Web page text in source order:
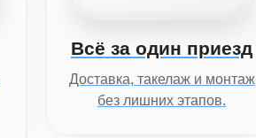
Всё за один приезд
Доставка, такелаж и монтаж
без лишних этапов.